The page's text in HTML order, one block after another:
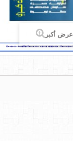
عرض أكبر